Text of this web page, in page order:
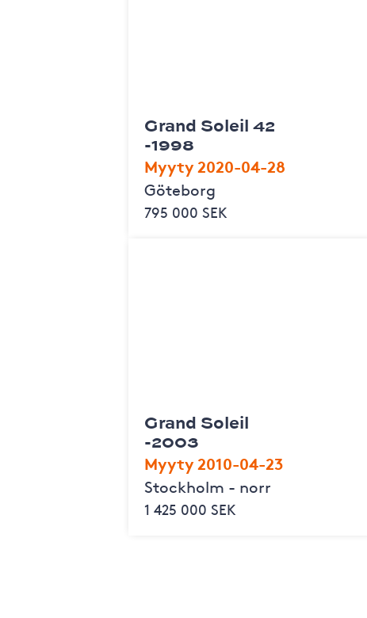
Grand Soleil 42
-1998
Myyty 2020-04-28
Göteborg
795 000 SEK
Grand Soleil
-2003
Myyty 2010-04-23
Stockholm - norr
1 425 000 SEK